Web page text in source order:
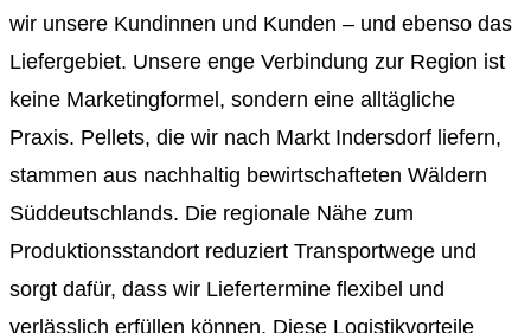
wir unsere Kundinnen und Kunden – und ebenso das
Liefergebiet. Unsere enge Verbindung zur Region ist
keine Marketingformel, sondern eine alltägliche
Praxis. Pellets, die wir nach Markt Indersdorf liefern,
stammen aus nachhaltig bewirtschafteten Wäldern
Süddeutschlands. Die regionale Nähe zum
Produktionsstandort reduziert Transportwege und
sorgt dafür, dass wir Liefertermine flexibel und
verlässlich erfüllen können. Diese Logistikvorteile